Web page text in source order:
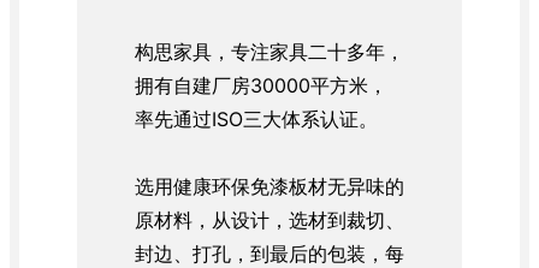
构思家具，专注家具二十多年，
拥有自建厂房30000平方米，
率先通过ISO三大体系认证。
选用健康环保免漆板材无异味的
原材料，从设计，选材到裁切、
封边、打孔，到最后的包装，每